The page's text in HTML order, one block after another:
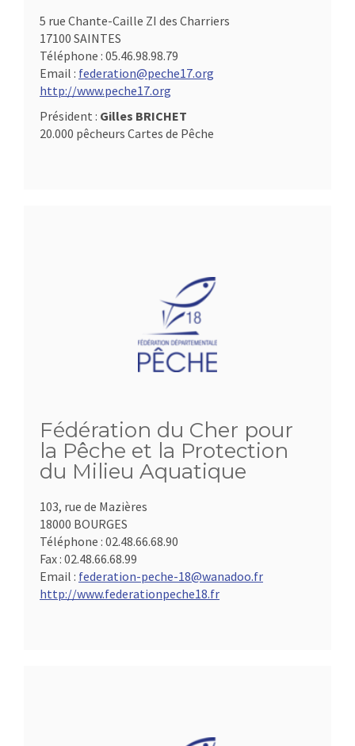
5 rue Chante-Caille ZI des Charriers
17100 SAINTES
Téléphone : 05.46.98.98.79
Email : federation@peche17.org
http://www.peche17.org
Président : Gilles BRICHET
20.000 pêcheurs Cartes de Pêche
Fédération du Cher pour
la Pêche et la Protection
du Milieu Aquatique
103, rue de Mazières
18000 BOURGES
Téléphone : 02.48.66.68.90
Fax : 02.48.66.68.99
Email : federation-peche-18@wanadoo.fr
http://www.federationpeche18.fr